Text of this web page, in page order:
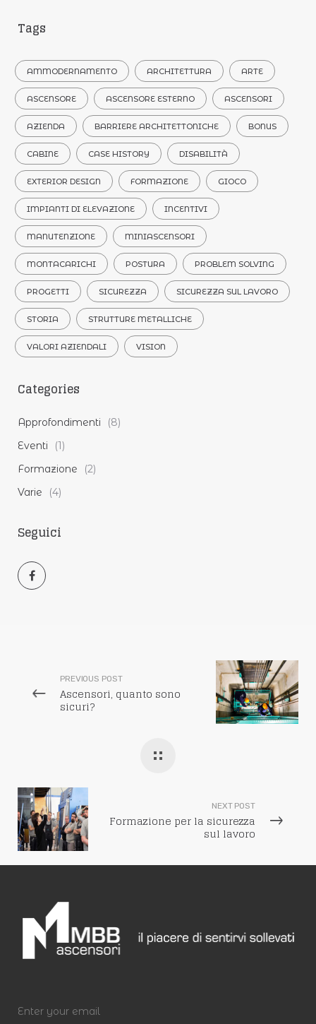
Tags
AMMODERNAMENTO ARCHITETTURA ARTE
ASCENSORE ASCENSORE ESTERNO ASCENSORI
AZIENDA BARRIERE ARCHITETTONICHE BONUS
CABINE CASE HISTORY DISABILITÀ
EXTERIOR DESIGN FORMAZIONE GIOCO
IMPIANTI DI ELEVAZIONE INCENTIVI
MANUTENZIONE MINIASCENSORI
MONTACARICHI POSTURA PROBLEM SOLVING
PROGETTI SICUREZZA SICUREZZA SUL LAVORO
STORIA STRUTTURE METALLICHE
VALORI AZIENDALI VISION
Categories
Approfondimenti
(8)
Eventi
(1)
Formazione
(2)
Varie
(4)
Seguici
PREVIOUS POST
Ascensori, quanto sono
sicuri?
NEXT POST
Formazione per la sicurezza
sul lavoro